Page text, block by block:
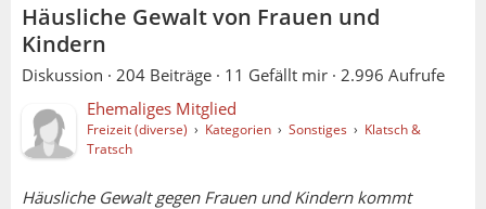
Häusliche Gewalt von Frauen und
Kindern
Diskussion · 204 Beiträge · 11 Gefällt mir · 2.996 Aufrufe
Ehemaliges Mitglied
Freizeit (diverse) › Kategorien › Sonstiges › Klatsch &
Tratsch
Häusliche Gewalt gegen Frauen und Kindern kommt